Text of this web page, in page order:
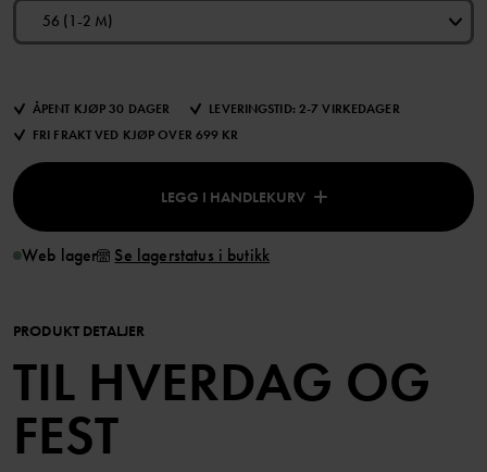
56 (1-2 M)
ÅPENT KJØP 30 DAGER
LEVERINGSTID: 2-7 VIRKEDAGER
FRI FRAKT VED KJØP OVER 699 KR
LEGG I HANDLEKURV
Web lager Se lagerstatus i butikk
PRODUKT DETALJER
TIL HVERDAG OG
FEST